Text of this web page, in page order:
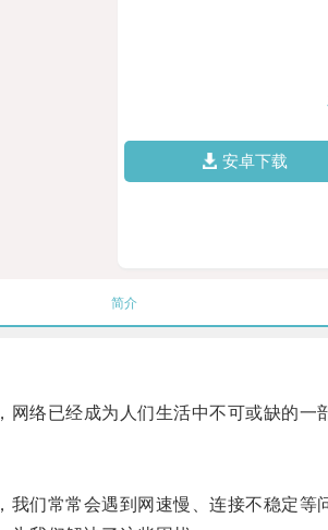
安卓下载
简介
络已经成为人们生活中不可或缺的一
们常常会遇到网速慢、连接不稳定等